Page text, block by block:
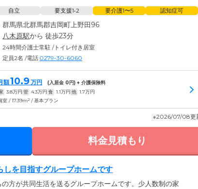
自立 要支援1•2 要介護1〜5 認知症可
群馬県北群馬郡吉岡町上野田96
八木原駅から 徒歩23分
24時間介護士常駐 /トイレ付き居室
定員2名 /電話 0279-30-6060
額10.9 万円 (入居金 0 円) + 介護保険料
3.8万円 管 4.3万円 食 1.1万円 他 1.7万円
室 / 17.39m2 / 基本プラン
※2026/07/08更
料金見積もり
を目指すグループホームです
方が共同生活を送るグループホームです。少人数制の家